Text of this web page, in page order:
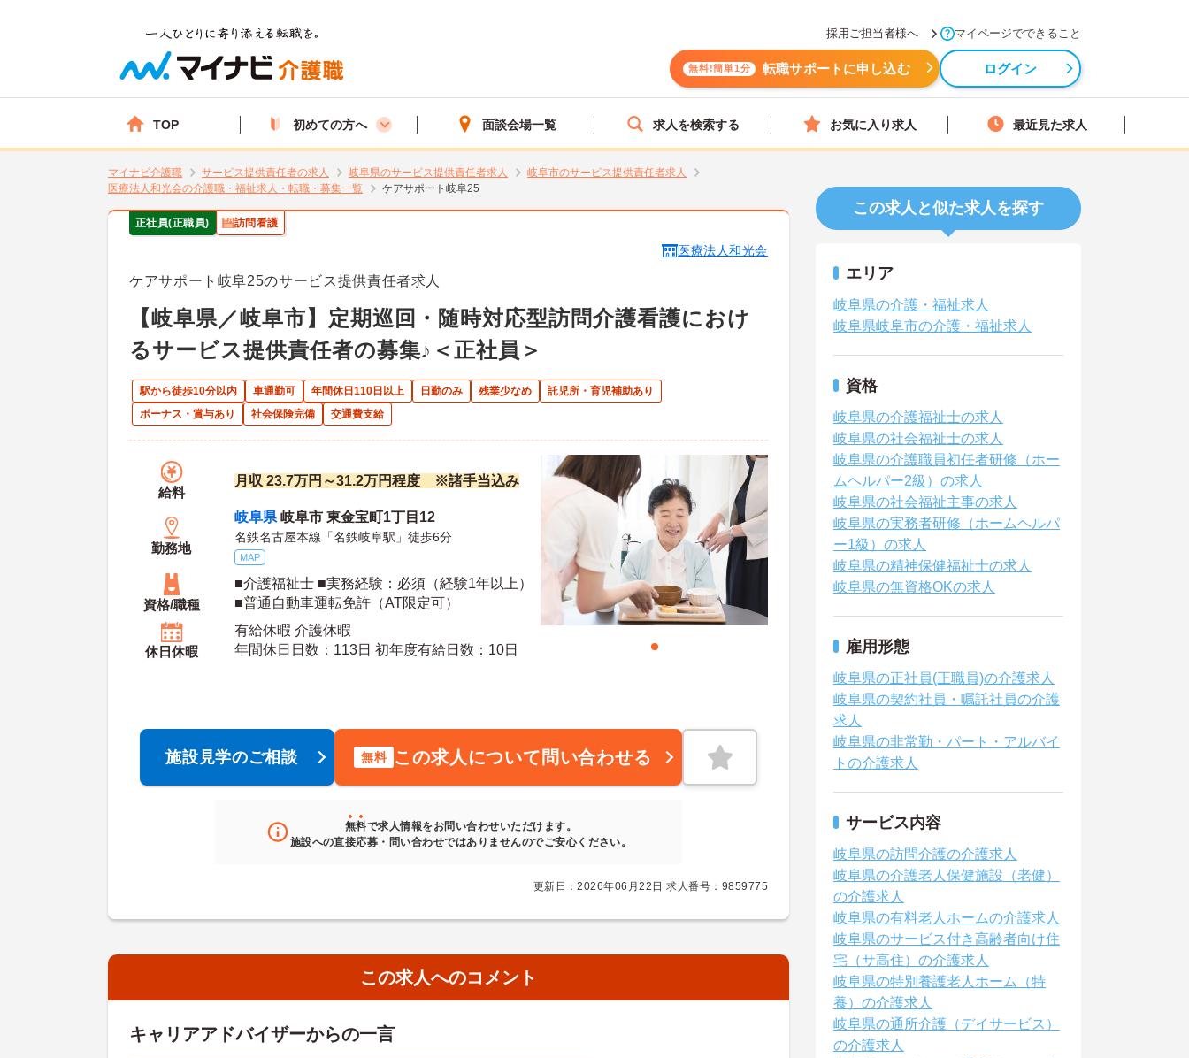
採用ご担当者様へ マイページでできること
無料!簡単1分 転職サポートに申し込む ログイン
TOP 初めての方へ 面談会場一覧 求人を検索する お気に入り求人 最近見た求人
マイナビ介護職 サービス提供責任者の求人 岐阜県のサービス提供責任者求人
岐阜市のサービス提供責任者求人
医療法人和光会の介護職・福祉求人・転職・募集一覧
ケアサポート岐阜25
正社員(正職員) 訪問看護
医療法人和光会
ケアサポート岐阜25のサービス提供責任者求人
【岐阜県／岐阜市】定期巡回・随時対応型訪問介護看護におけ
るサービス提供責任者の募集♪＜正社員＞
駅から徒歩10分以内 車通勤可 年間休日110日以上 日勤のみ 残業少なめ
託児所・育児補助あり
ボーナス・賞与あり
社会保険完備 交通費支給
給料
月収 23.7万円～31.2万円程度 ※諸手当込み
勤務地
岐阜県 岐阜市 東金宝町1丁目12
名鉄名古屋本線「名鉄岐阜駅」徒歩6分
MAP
資格/職種
■介護福祉士 ■実務経験：必須（経験1年以上）
■普通自動車運転免許（AT限定可）
休日休暇
有給休暇 介護休暇
年間休日日数：113日 初年度有給日数：10日
施設見学のご相談 無料 この求人について問い合わせる
無料で求人情報をお問い合わせいただけます。
施設への直接応募・問い合わせではありませんのでご安心ください。
更新日：2026年06月22日 求人番号：9859775
この求人へのコメント
キャリアアドバイザーからの一言
この求人と似た求人を探す
エリア
岐阜県の介護・福祉求人
岐阜県岐阜市の介護・福祉求人
資格
岐阜県の介護福祉士の求人
岐阜県の社会福祉士の求人
岐阜県の介護職員初任者研修（ホー
ムヘルパー2級）の求人
岐阜県の社会福祉主事の求人
岐阜県の実務者研修（ホームヘルパ
ー1級）の求人
岐阜県の精神保健福祉士の求人
岐阜県の無資格OKの求人
雇用形態
岐阜県の正社員(正職員)の介護求人
岐阜県の契約社員・嘱託社員の介護
求人
岐阜県の非常勤・パート・アルバイ
トの介護求人
サービス内容
岐阜県の訪問介護の介護求人
岐阜県の介護老人保健施設（老健）
の介護求人
岐阜県の有料老人ホームの介護求人
岐阜県のサービス付き高齢者向け住
宅（サ高住）の介護求人
岐阜県の特別養護老人ホーム（特
養）の介護求人
岐阜県の通所介護（デイサービス）
の介護求人